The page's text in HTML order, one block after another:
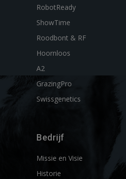
RobotReady
ShowTime
Roodbont & RF
Hoornloos
A2
GrazingPro
Swissgenetics
Bedrijf
Missie en Visie
Historie